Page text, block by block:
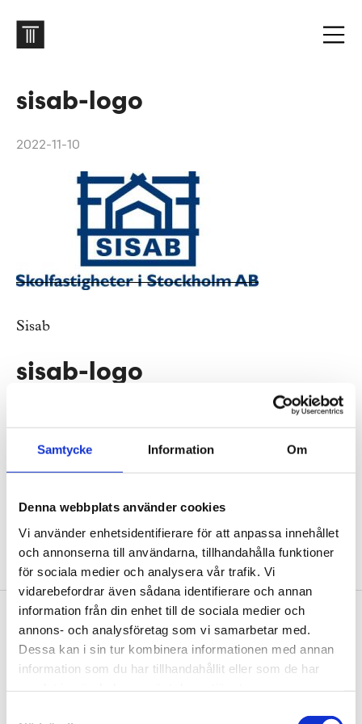
Samtycke Information Om
Denna webbplats använder cookies
Vi använder enhetsidentifierare för att anpassa innehållet
och annonserna till användarna, tillhandahålla funktioner
för sociala medier och analysera vår trafik. Vi
vidarebefordrar även sådana identifierare och annan
information från din enhet till de sociala medier och
annons- och analysföretag som vi samarbetar med.
Dessa kan i sin tur kombinera informationen med annan
information som du har tillhandahållit eller som de har
sisab-logo
2022-11-10
Sisab
sisab-logo
Sisab
Sidfot
Vår historia
1906 tog oss dit vi är idag. Varsågod att förkovra.